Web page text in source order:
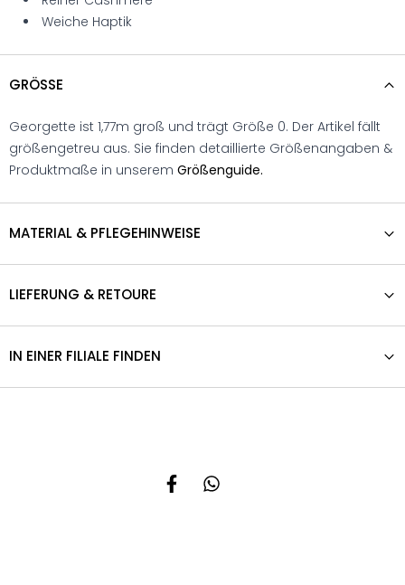
Weiche Haptik
GRÖSSE
Georgette ist 1,77m groß und trägt Größe 0. Der Artikel fällt
größengetreu aus. Sie finden detaillierte Größenangaben &
Produktmaße in unserem Größenguide.
MATERIAL & PFLEGEHINWEISE
LIEFERUNG & RETOURE
IN EINER FILIALE FINDEN